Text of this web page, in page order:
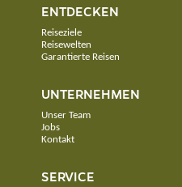
ENTDECKEN
Reiseziele
Reisewelten
Garantierte Reisen
UNTERNEHMEN
Unser Team
Jobs
Kontakt
SERVICE